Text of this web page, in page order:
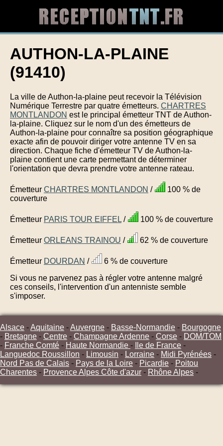
AUTHON-LA-PLAINE
(91410)
La ville de Authon-la-plaine peut recevoir la Télévision
Numérique Terrestre par quatre émetteurs. CHARTRES
MONTLANDON est le principal émetteur TNT de Authon-
la-plaine. Cliquez sur le nom d'un des émetteurs de
Authon-la-plaine pour connaître sa position géographique
exacte afin de pouvoir diriger votre antenne TV en sa
direction. Chaque fiche d'émetteur TV de Authon-la-
plaine contient une carte permettant de déterminer
l'orientation que devra prendre votre antenne rateau.
Émetteur CHARTRES MONTLANDON /
100 % de
couverture
Émetteur PARIS TOUR EIFFEL / 100 % de couverture
Émetteur ORLEANS TRAINOU / 62 % de couverture
Émetteur DOURDAN /
6 % de couverture
Si vous ne parvenez pas à régler votre antenne malgré
ces conseils, l'intervention d'un antenniste semble
s'imposer.
Alsace -Aquitaine -Auvergne - Basse-Normandie - Bourgogne
- Bretagne - Centre - Champagne Ardenne - Corse - DOM/TOM
- Franche Comté - Haute Normandie - Ile de France -
Languedoc Roussillon - Limousin - Lorraine - Midi Pyrénées -
Nord Pas de Calais - Pays de la Loire - Picardie - Poitou
Charentes - Provence Alpes Côte d'azur - Rhône Alpes -